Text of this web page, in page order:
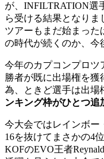
が、INFILTRATION選
ら受ける結果となりま
ツアーもまだ始まっ
の時代が続くのか、今
今年のカプコンプロツ
勝者が既に出場権を獲
為、ときど選手は出場
ンキング枠がひとつ追
今大会ではレインボー
16を抜けてまさかの4
KOFのEVO王者